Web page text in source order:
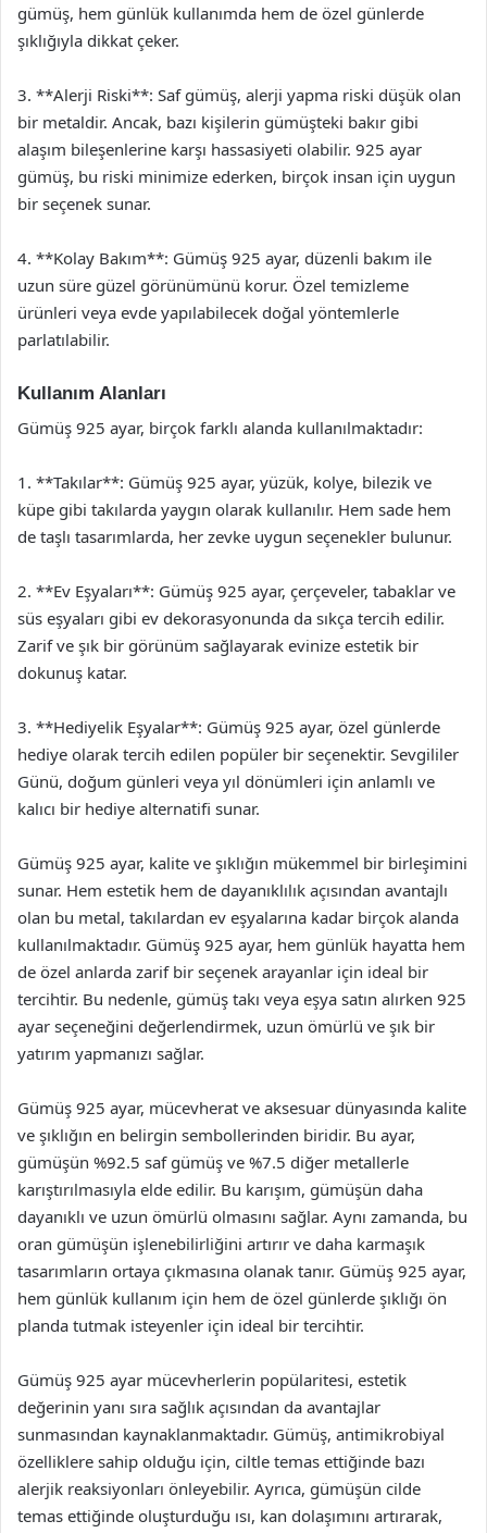
gümüş, hem günlük kullanımda hem de özel günlerde
şıklığıyla dikkat çeker.
3. **Alerji Riski**: Saf gümüş, alerji yapma riski düşük olan
bir metaldir. Ancak, bazı kişilerin gümüşteki bakır gibi
alaşım bileşenlerine karşı hassasiyeti olabilir. 925 ayar
gümüş, bu riski minimize ederken, birçok insan için uygun
bir seçenek sunar.
4. **Kolay Bakım**: Gümüş 925 ayar, düzenli bakım ile
uzun süre güzel görünümünü korur. Özel temizleme
ürünleri veya evde yapılabilecek doğal yöntemlerle
parlatılabilir.
Kullanım Alanları
Gümüş 925 ayar, birçok farklı alanda kullanılmaktadır:
1. **Takılar**: Gümüş 925 ayar, yüzük, kolye, bilezik ve
küpe gibi takılarda yaygın olarak kullanılır. Hem sade hem
de taşlı tasarımlarda, her zevke uygun seçenekler bulunur.
2. **Ev Eşyaları**: Gümüş 925 ayar, çerçeveler, tabaklar ve
süs eşyaları gibi ev dekorasyonunda da sıkça tercih edilir.
Zarif ve şık bir görünüm sağlayarak evinize estetik bir
dokunuş katar.
3. **Hediyelik Eşyalar**: Gümüş 925 ayar, özel günlerde
hediye olarak tercih edilen popüler bir seçenektir. Sevgililer
Günü, doğum günleri veya yıl dönümleri için anlamlı ve
kalıcı bir hediye alternatifi sunar.
Gümüş 925 ayar, kalite ve şıklığın mükemmel bir birleşimini
sunar. Hem estetik hem de dayanıklılık açısından avantajlı
olan bu metal, takılardan ev eşyalarına kadar birçok alanda
kullanılmaktadır. Gümüş 925 ayar, hem günlük hayatta hem
de özel anlarda zarif bir seçenek arayanlar için ideal bir
tercihtir. Bu nedenle, gümüş takı veya eşya satın alırken 925
ayar seçeneğini değerlendirmek, uzun ömürlü ve şık bir
yatırım yapmanızı sağlar.
Gümüş 925 ayar, mücevherat ve aksesuar dünyasında kalite
ve şıklığın en belirgin sembollerinden biridir. Bu ayar,
gümüşün %92.5 saf gümüş ve %7.5 diğer metallerle
karıştırılmasıyla elde edilir. Bu karışım, gümüşün daha
dayanıklı ve uzun ömürlü olmasını sağlar. Aynı zamanda, bu
oran gümüşün işlenebilirliğini artırır ve daha karmaşık
tasarımların ortaya çıkmasına olanak tanır. Gümüş 925 ayar,
hem günlük kullanım için hem de özel günlerde şıklığı ön
planda tutmak isteyenler için ideal bir tercihtir.
Gümüş 925 ayar mücevherlerin popülaritesi, estetik
değerinin yanı sıra sağlık açısından da avantajlar
sunmasından kaynaklanmaktadır. Gümüş, antimikrobiyal
özelliklere sahip olduğu için, ciltle temas ettiğinde bazı
alerjik reaksiyonları önleyebilir. Ayrıca, gümüşün cilde
temas ettiğinde oluşturduğu ısı, kan dolaşımını artırarak,